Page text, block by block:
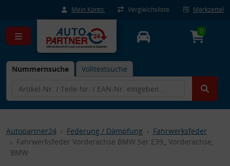
Mein Konto Vergleichsliste Merkzettel
Nummernsuche Volltextsuche
0
Autopartner24 Federung / Dämpfung
Fahrwerksfeder
Fahrwerksfeder Vorderachse BMW 5er E39,, Vorderachse,
BMW